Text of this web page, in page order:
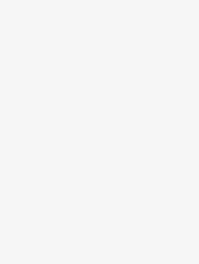
推荐。MUST BE USED for code